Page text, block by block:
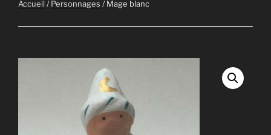
Accueil /Personnages / Mage blanc